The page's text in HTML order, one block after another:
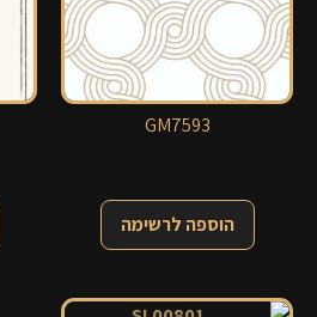
GM7593
הוספה לרשימה